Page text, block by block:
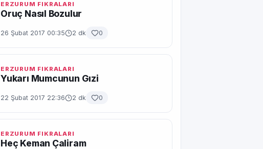
ERZURUM FIKRALARI
Oruç Nasıl Bozulur
26 Şubat 2017 00:35 2 dk 0
ERZURUM FIKRALARI
Yukarı Mumcunun Gızi
22 Şubat 2017 22:36 2 dk 0
ERZURUM FIKRALARI
Heç Keman Çaliram